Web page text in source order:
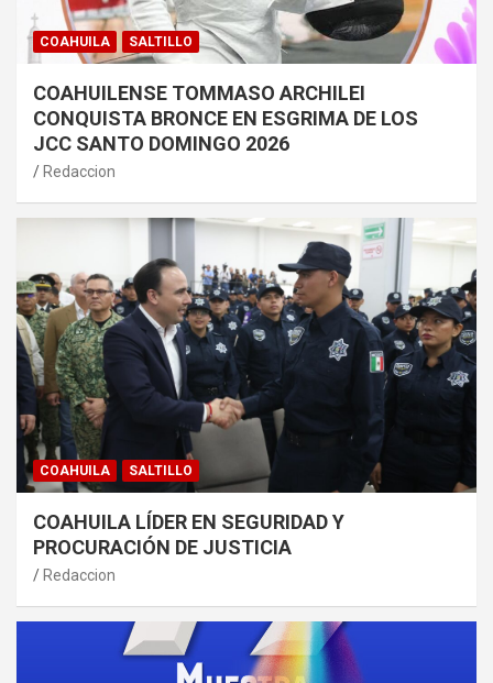
COAHUILA SALTILLO
COAHUILENSE TOMMASO ARCHILEI
CONQUISTA BRONCE EN ESGRIMA DE LOS
JCC SANTO DOMINGO 2026
Redaccion
COAHUILA SALTILLO
COAHUILA LÍDER EN SEGURIDAD Y
PROCURACIÓN DE JUSTICIA
Redaccion